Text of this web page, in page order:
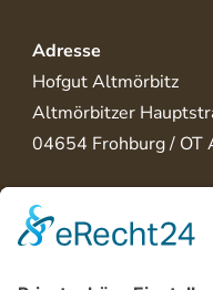
Adresse
Hofgut Altmörbitz
Altmörbitzer
04654 Frohburg / OT
⭐Jetzt bewerten